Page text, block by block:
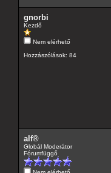
gnorbi
Kezdő
Nem elérhető
Hozzászólások: 84
alf®
Globál Moderátor
Fórumfüggő